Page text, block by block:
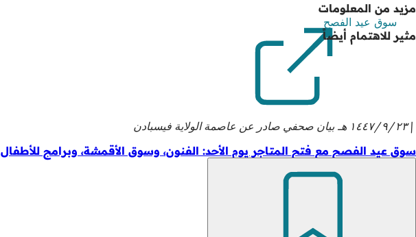
مزيد من المعلومات
سوق عيد الفصح
في
علامة
تبويب
جديدة)
مثير للاهتمام أيضاً
٢٣‏/٩‏/١٤٤٧ هـ
بيان صحفي صادر عن عاصمة الولاية فيسبادن
سوق عيد الفصح مع فتح المتاجر يوم الأحد: الفنون، وسوق الأقمشة، وبرامج للأطفال